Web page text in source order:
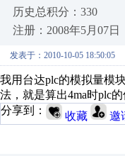
历史总积分：330
注册：2008年5月07日
发表于：2010-10-05 18:50:05
我用台达plc的模拟量模
法，就是算出4ma时plc
分享到：
收藏 邀